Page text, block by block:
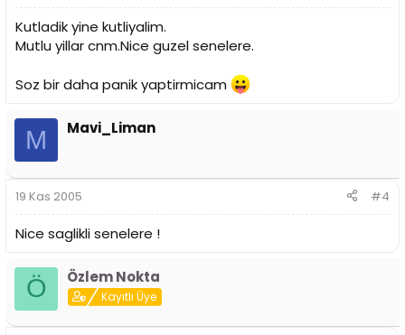
Kutladik yine kutliyalim.
Mutlu yillar cnm.Nice guzel senelere.
Soz bir daha panik yaptirmicam
M Mavi_Liman
19 Kas 2005 #4
Nice saglikli senelere !
Ö Özlem Nokta
Kayıtlı Üye